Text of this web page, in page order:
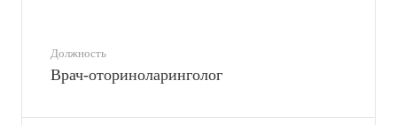
Должность
Врач-оториноларинголог